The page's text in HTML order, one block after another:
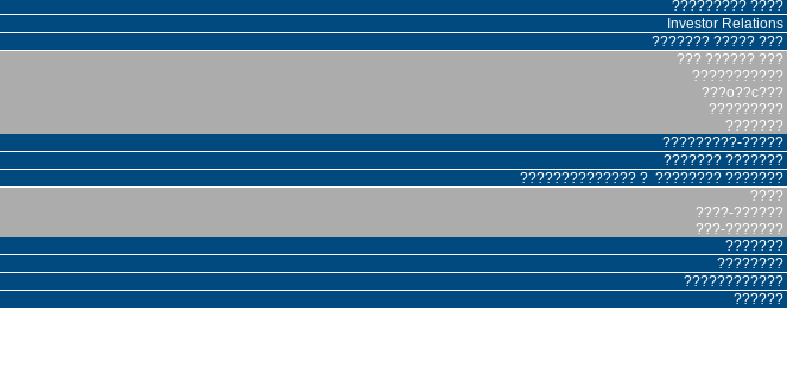
????????? ????
Investor Relations
??????? ????? ???
??? ?????? ???
???????????
???o??c???
?????????
???????
?????????-?????
??????? ???????
?????????????? ? ???????? ???????
????
????-??????
???-???????
???????
????????
????????????
??????